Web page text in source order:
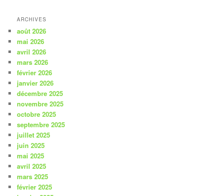
ARCHIVES
août 2026
mai 2026
avril 2026
mars 2026
février 2026
janvier 2026
décembre 2025
novembre 2025
octobre 2025
septembre 2025
juillet 2025
juin 2025
mai 2025
avril 2025
mars 2025
février 2025